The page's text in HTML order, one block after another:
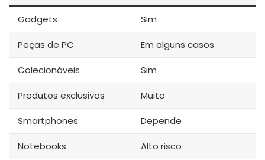
Gadgets Sim
Peças de PC Em alguns casos
Colecionáveis Sim
Produtos exclusivos Muito
Smartphones Depende
Notebooks Alto risco